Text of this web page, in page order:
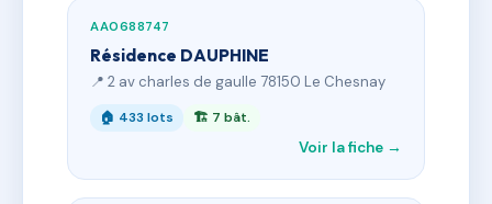
AA0688747
Résidence DAUPHINE
📍 2 av charles de gaulle 78150 Le Chesnay
🏠 433 lots 🏗 7 bât.
Voir la fiche →